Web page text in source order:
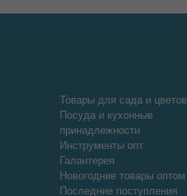
Товары для сада и цветов
Посуда и кухонные
принадлежности
Инструменты опт
Галантерея
Новогодние товары оптом
Последние поступления